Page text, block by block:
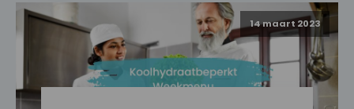
14 maart 2023